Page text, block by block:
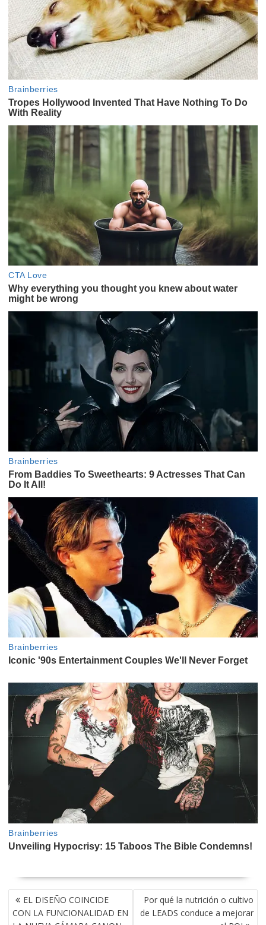
NAVEGACIÓN
DE EL DISEÑO COINCIDE
CON LA FUNCIONALIDAD EN
Por qué la nutrición o cultivo
de LEADS conduce a mejorar